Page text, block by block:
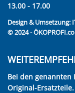
13.00 - 17.00
Design & Umsetzung:
© 2024 -
Bei den
Original-Ersatzteile.